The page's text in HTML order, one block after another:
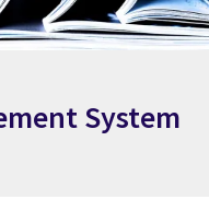
System